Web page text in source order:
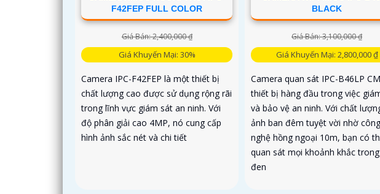
F42FEP FULL COLOR
Giá Bán: 2,400,000 ₫
Giá Khuyến Mại: 30%
Camera IPC-F42FEP là một thiết bị
chất lượng cao được sử dụng rộng rãi
trong lĩnh vực giám sát an ninh. Với
độ phân giải cao 4MP, nó cung cấp
hình ảnh sắc nét và chi tiết
BLACK
Giá Bán: 3,100,000 ₫
Giá Khuyến Mại: 2,800,000 ₫
Camera quan sát IPC-B46LP
thiết bị hàng đầu trong việc
và bảo vệ an ninh. Với chất
ảnh ban đêm tuyệt vời nhờ
nghệ hồng ngoại 10m, bạn có
quan sát mọi khoảnh khắc
đen